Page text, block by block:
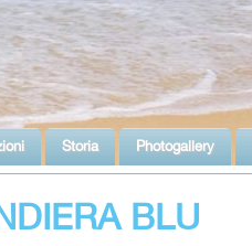
Storia Photogallery
BLU